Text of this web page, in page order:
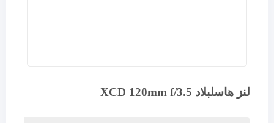
لنز هاسلبلاد XCD 120mm f/3.5